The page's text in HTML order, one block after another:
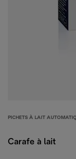
PICHETS À LAIT
Carafe à lait